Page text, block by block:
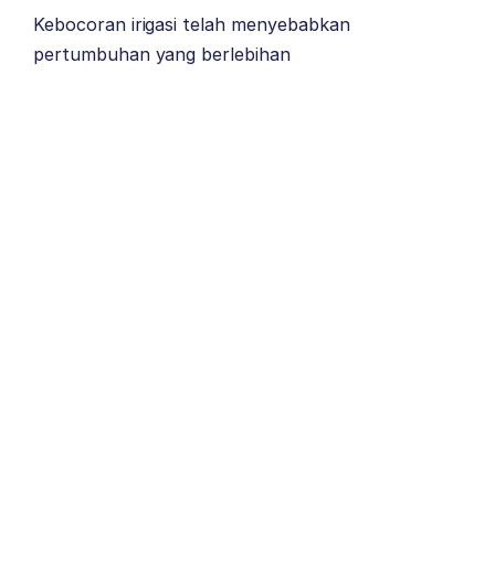
Kebocoran irigasi telah menyebabkan
pertumbuhan yang berlebihan